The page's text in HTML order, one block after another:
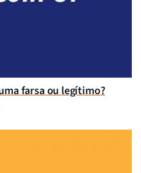
farsa ou legítimo?